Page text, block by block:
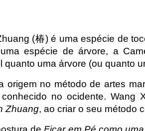
(椿) é uma espécie de
espécie de árvore, a
uma árvore (ou quanto
origem no método de artes
no ocidente. Wang
Zhuang, ao criar o seu método